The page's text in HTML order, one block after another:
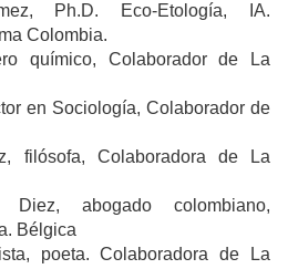
Ph.D. Eco-Etología, IA.
Colombia.
químico, Colaborador de La
en Sociología, Colaborador de
filósofa, Colaboradora de La
abogado colombiano,
Bélgica
poeta. Colaboradora de La